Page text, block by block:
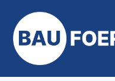
Inhalt
springen